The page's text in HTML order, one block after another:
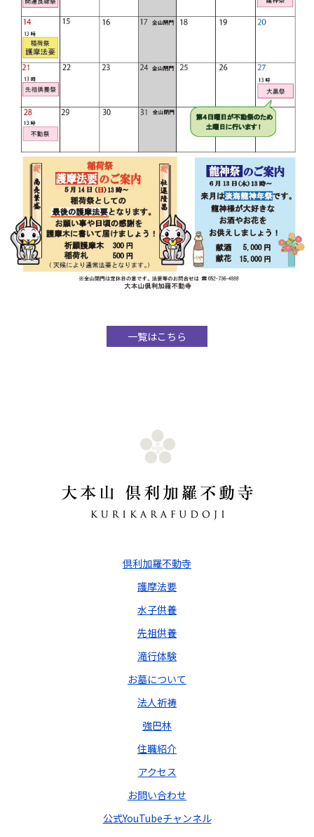
一覧はこちら
倶利加羅不動寺
護摩法要
水子供養
先祖供養
滝行体験
お墓について
法人祈祷
強巴林
住職紹介
アクセス
お問い合わせ
公式YouTubeチャンネル